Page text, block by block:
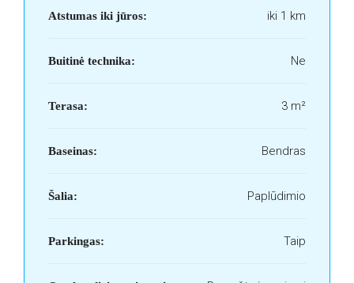
Atstumas iki jūros: iki 1 km
Buitinė technika: Ne
Terasa: 3 m²
Baseinas: Bendras
Šalia: Paplūdimio
Parkingas: Taip